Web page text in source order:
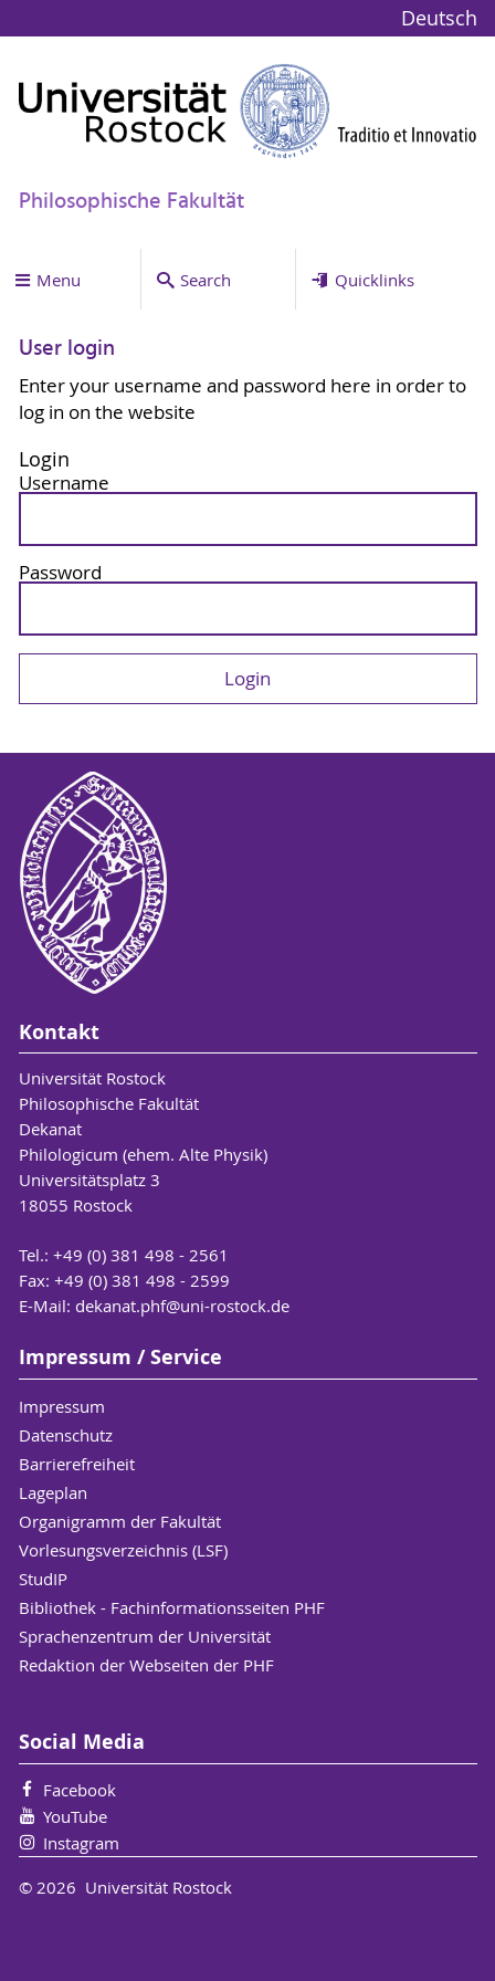
Deutsch
Philosophische Fakultät
Menu Search Quicklinks
User login
Enter your username and password here in order to
log in on the website
Login
Username
Password
Kontakt
Universität Rostock
Philosophische Fakultät
Dekanat
Philologicum (ehem. Alte Physik)
Universitätsplatz 3
18055 Rostock
Tel.: +49 (0) 381 498 - 2561
Fax: +49 (0) 381 498 - 2599
E-Mail: dekanat.phf@uni-rostock.de
Impressum / Service
Impressum
Datenschutz
Barrierefreiheit
Lageplan
Organigramm der Fakultät
Vorlesungsverzeichnis (LSF)
StudIP
Bibliothek - Fachinformationsseiten PHF
Sprachenzentrum der Universität
Redaktion der Webseiten der PHF
Social Media
Facebook
YouTube
Instagram
© 2026 Universität Rostock